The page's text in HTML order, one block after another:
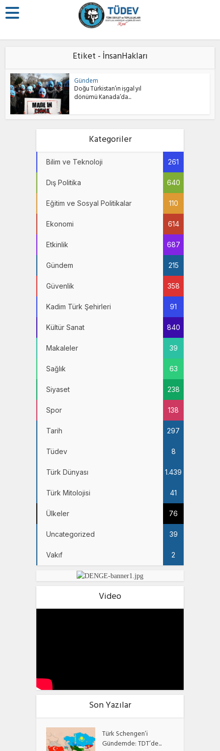
Etiket - İnsanHakları
Gündem
Doğu Türkistan’ın işgal yıl
dönümü Kanada’da...
Kategoriler
Bilim ve Teknoloji 261
Dış Politika 640
Eğitim ve Sosyal Politikalar 110
Ekonomi 614
Etkinlik 687
Gündem 215
Güvenlik 358
Kadim Türk Şehirleri 91
Kültür Sanat 840
Makaleler 39
Sağlık 63
Siyaset 238
Spor 138
Tarih 297
Tüdev 8
Türk Dünyası 1.439
Türk Mitolojisi 41
Ülkeler 76
Uncategorized 39
Vakıf 2
Video
Son Yazılar
Türk Schengen’i
Gündemde: TDT’de...